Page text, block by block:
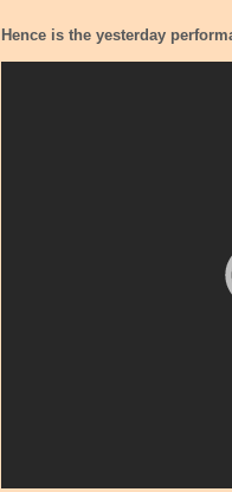
Hence is the yesterday